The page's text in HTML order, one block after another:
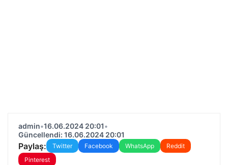
admin•16.06.2024 20:01•
Güncellendi: 16.06.2024 20:01
Paylaş: Twitter Facebook WhatsApp
Reddit
Pinterest